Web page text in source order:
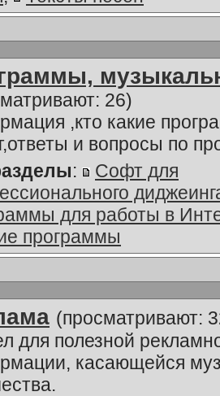
26)
,кто какие
и вопросы по
:
Софт для
для работы в
программы
(просматривают:
для полезной
касающейся